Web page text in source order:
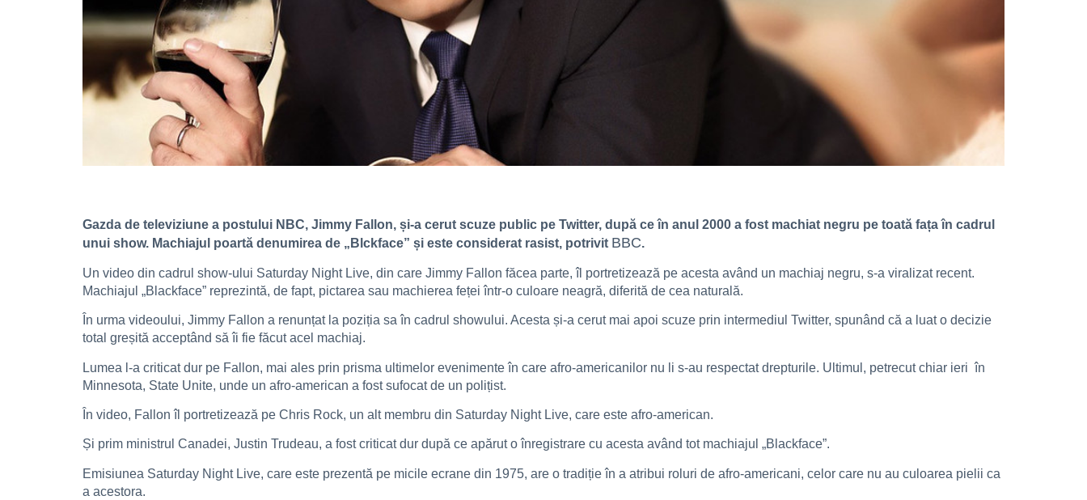
Gazda de televiziune a postului NBC, Jimmy Fallon, și-a cerut scuze public pe Twitter, după ce în anul 2000 a fost machiat negru pe toată fața în cadrul
unui show. Machiajul poartă denumirea de „Blckface” și este considerat rasist, potrivit BBC.
Un video din cadrul show-ului Saturday Night Live, din care Jimmy Fallon făcea parte, îl portretizează pe acesta având un machiaj negru, s-a viralizat recent.
Machiajul „Blackface” reprezintă, de fapt, pictarea sau machierea feței într-o culoare neagră, diferită de cea naturală.
În urma videoului, Jimmy Fallon a renunțat la poziția sa în cadrul showului. Acesta și-a cerut mai apoi scuze prin intermediul Twitter, spunând că a luat o decizie
total greșită acceptând să îi fie făcut acel machiaj.
Lumea l-a criticat dur pe Fallon, mai ales prin prisma ultimelor evenimente în care afro-americanilor nu li s-au respectat drepturile. Ultimul, petrecut chiar ieri în
Minnesota, State Unite, unde un afro-american a fost sufocat de un polițist.
În video, Fallon îl portretizează pe Chris Rock, un alt membru din Saturday Night Live, care este afro-american.
Și prim ministrul Canadei, Justin Trudeau, a fost criticat dur după ce apărut o înregistrare cu acesta având tot machiajul „Blackface”.
Emisiunea Saturday Night Live, care este prezentă pe micile ecrane din 1975, are o tradiție în a atribui roluri de afro-americani, celor care nu au culoarea pielii ca
a acestora.